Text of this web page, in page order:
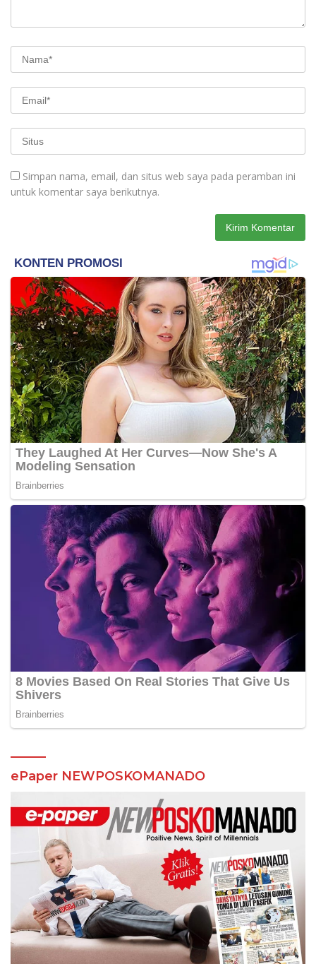
Simpan nama, email, dan situs web saya pada peramban ini
untuk komentar saya berikutnya.
ePaper NEWPOSKOMANADO